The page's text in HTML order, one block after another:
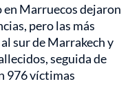
en Marruecos dejaron
pero las más
sur de Marrakech y
seguida de
976 víctimas